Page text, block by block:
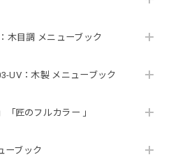
木目調 メニューブック
UV：木製 メニューブック
「匠のフルカラー 」
ーブック